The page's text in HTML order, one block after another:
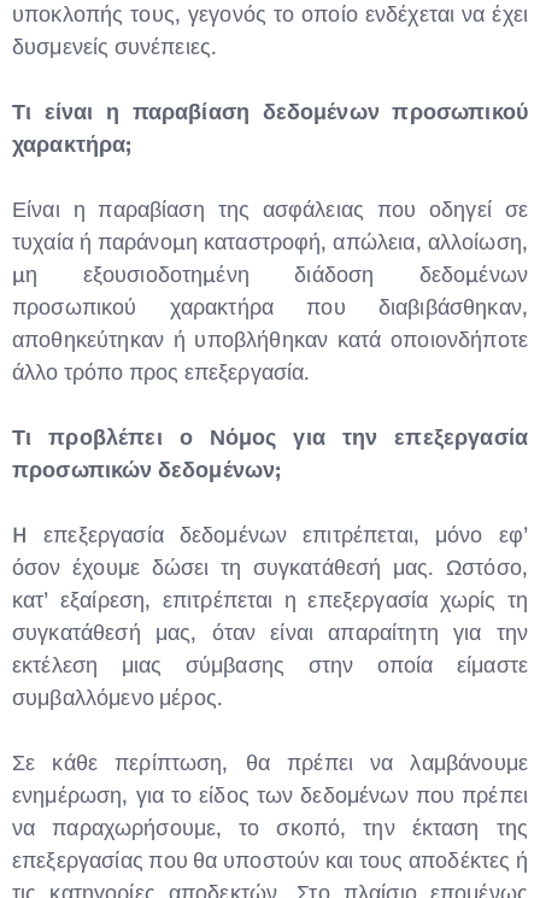
υποκλοπής τους, γεγονός το οποίο ενδέχεται να έχει
δυσμενείς συνέπειες.
Τι είναι η παραβίαση δεδομένων προσωπικού
χαρακτήρα;
Είναι η παραβίαση της ασφάλειας που οδηγεί σε
τυχαία ή παράνοµη καταστροφή, απώλεια, αλλοίωση,
µη εξουσιοδοτηµένη διάδοση δεδοµένων
προσωπικού χαρακτήρα που διαβιβάσθηκαν,
αποθηκεύτηκαν ή υποβλήθηκαν κατά οποιονδήποτε
άλλο τρόπο προς επεξεργασία.
Τι προβλέπει ο Νόμος για την επεξεργασία
προσωπικών δεδομένων;
H επεξεργασία δεδομένων επιτρέπεται, μόνο εφ’
όσον έχουμε δώσει τη συγκατάθεσή μας. Ωστόσο,
κατ’ εξαίρεση, επιτρέπεται η επεξεργασία χωρίς τη
συγκατάθεσή μας, όταν είναι απαραίτητη για την
εκτέλεση μιας σύμβασης στην οποία είμαστε
συμβαλλόμενο μέρος.
Σε κάθε περίπτωση, θα πρέπει να λαμβάνουμε
ενημέρωση, για το είδος των δεδομένων που πρέπει
να παραχωρήσουμε, το σκοπό, την έκταση της
επεξεργασίας που θα υποστούν και τους αποδέκτες ή